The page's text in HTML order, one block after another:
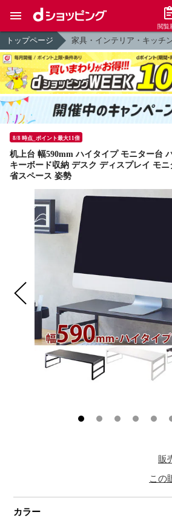
閲覧
トップページ 家具・インテリア・キッチ
8/8 時点_ポイント最大11倍
机上台 幅590mm ハイタイプ モニター台
キーボード収納 デスク ディスプレイ モ
省スペース 姿勢
販
この
カラー